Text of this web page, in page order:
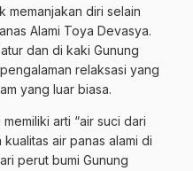
memanjakan diri selain
Alami Toya Devasya.
dan di kaki Gunung
relaksasi yang
yang luar biasa.
arti “air suci dari
air panas alami di
perut bumi Gunung